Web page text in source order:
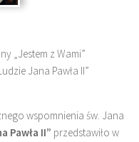
„Jestem z Wami”
Jana Pawła II”
wspomnienia św. Jana
Pawła II” przedstawiło w